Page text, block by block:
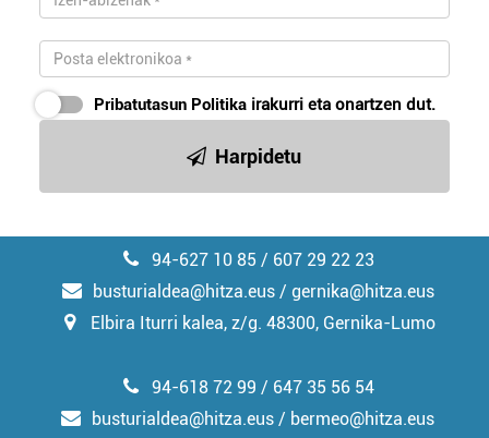
Pribatutasun Politika irakurri eta onartzen dut.
Harpidetu
94-627 10 85 / 607 29 22 23
busturialdea@hitza.eus / gernika@hitza.eus
Elbira Iturri kalea, z/g. 48300, Gernika-Lumo
94-618 72 99 / 647 35 56 54
busturialdea@hitza.eus / bermeo@hitza.eus